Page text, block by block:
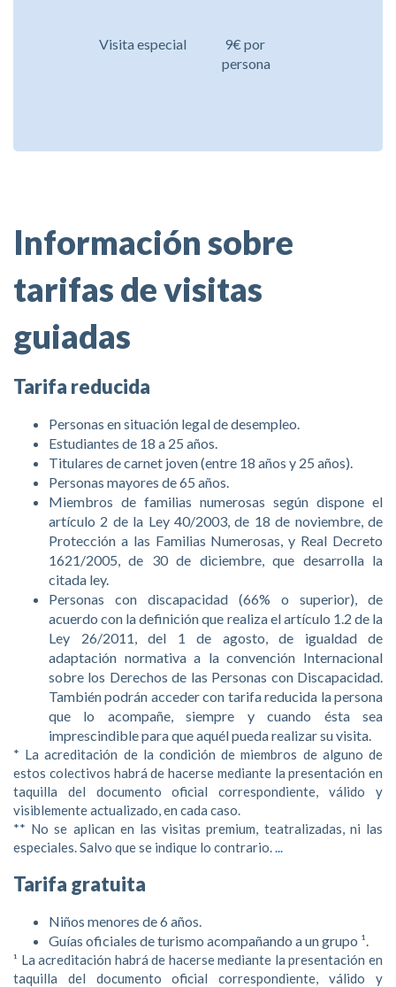
Visita especial
9€ por
persona
Información sobre
tarifas de visitas
guiadas
Tarifa reducida
Personas en situación legal de desempleo.
Estudiantes de 18 a 25 años.
Titulares de carnet joven (entre 18 años y 25 años).
Personas mayores de 65 años.
Miembros de familias numerosas según dispone el
artículo 2 de la Ley 40/2003, de 18 de noviembre, de
Protección a las Familias Numerosas, y Real Decreto
1621/2005, de 30 de diciembre, que desarrolla la
citada ley.
Personas con discapacidad (66% o superior), de
acuerdo con la definición que realiza el artículo 1.2 de la
Ley 26/2011, del 1 de agosto, de igualdad de
adaptación normativa a la convención Internacional
sobre los Derechos de las Personas con Discapacidad.
También podrán acceder con tarifa reducida la persona
que lo acompañe, siempre y cuando ésta sea
imprescindible para que aquél pueda realizar su visita.
Inizia la tua avventura con una marcia in più approfittando del
dedicato ai nuovi iscritti. Questa promozione ti consente di
un saldo maggiorato, aumentando le tue possibilità di
termini e le condizioni per scoprire come trasformare il tuo
* La acreditación de la condición de miembros de alguno de
estos colectivos habrá de hacerse mediante la presentación en
taquilla del documento oficial correspondiente, válido y
visiblemente actualizado, en cada caso.
** No se aplican en las visitas premium, teatralizadas, ni las
especiales. Salvo que se indique lo contrario.
Tarifa gratuita
Niños menores de 6 años.
Guías oficiales de turismo acompañando a un grupo ¹.
¹ La acreditación habrá de hacerse mediante la presentación en
taquilla del documento oficial correspondiente, válido y